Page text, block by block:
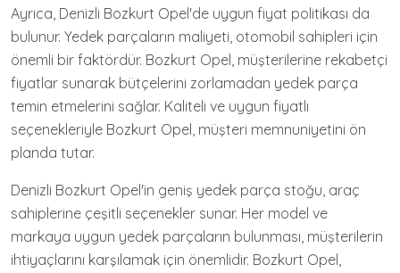
Ayrıca, Denizli Bozkurt Opel'de uygun fiyat politikası da
bulunur. Yedek parçaların maliyeti, otomobil sahipleri için
önemli bir faktördür. Bozkurt Opel, müşterilerine rekabetçi
fiyatlar sunarak bütçelerini zorlamadan yedek parça
temin etmelerini sağlar. Kaliteli ve uygun fiyatlı
seçenekleriyle Bozkurt Opel, müşteri memnuniyetini ön
planda tutar.
Denizli Bozkurt Opel'in geniş yedek parça stoğu, araç
sahiplerine çeşitli seçenekler sunar. Her model ve
markaya uygun yedek parçaların bulunması, müşterilerin
ihtiyaçlarını karşılamak için önemlidir. Bozkurt Opel,